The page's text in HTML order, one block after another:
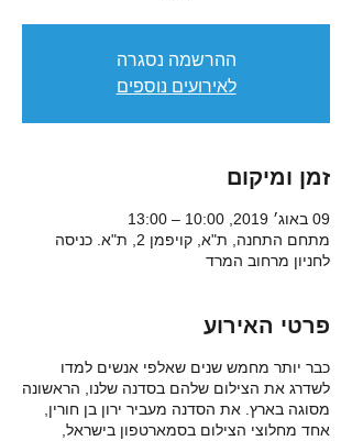
ההרשמה נסגרה
לאירועים נוספים
זמן ומיקום
09 באוג׳ 2019, 10:00 – 13:00
מתחם התחנה, ת"א, קויפמן 2, ת"א. כניסה
לחניון מרחוב המרד
פרטי האירוע
כבר יותר מחמש שנים שאלפי אנשים למדו
לשדרג את הצילום שלהם בסדנה שלנו, הראשונה
מסוגה בארץ. את הסדנה מעביר ירון בן חורין,
אחד מחלוצי הצילום בסמארטפון בישראל,